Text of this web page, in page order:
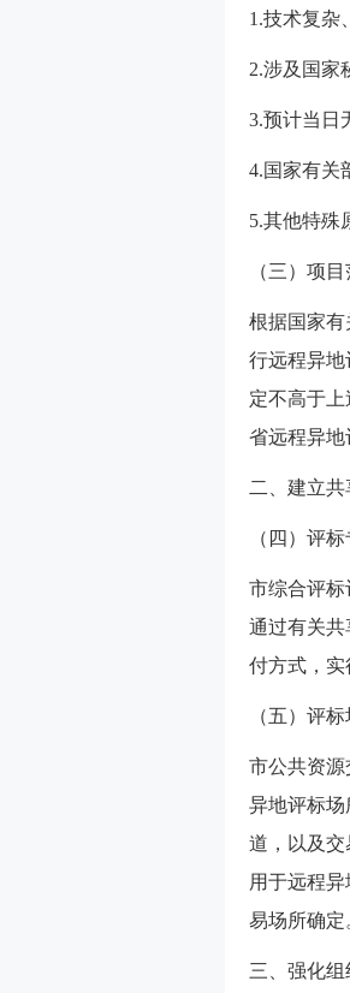
1.技术复杂
2.涉及国家
3.预计当日
4.国家有关
5.其他特殊
（三）项
根据国家
行远程异地
定不高于
省远程异地
二、建立
（四）评
市综合评
通过有关
付方式，实
（五）评
市公共资
异地评标
道，以及
用于远程
易场所确定
三、强化组